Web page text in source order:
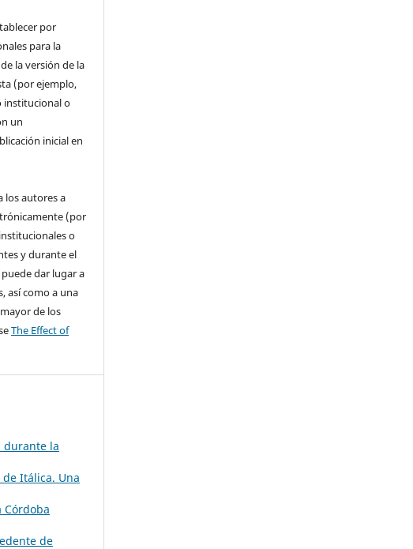
por
para la
la versión de la
(por ejemplo,
institucional o
un
inicial en
los autores a
(por
o
y durante el
dar lugar a
así como a una
de los
The Effect of
durante la
Itálica. Una
Córdoba
de